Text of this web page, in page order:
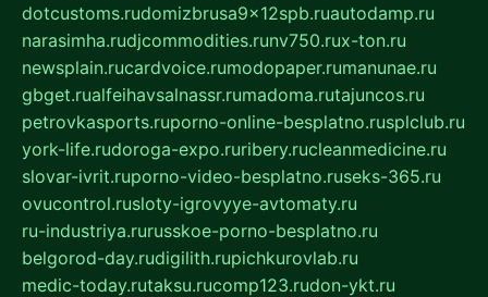
dotcustoms.rudomizbrusa9x12spb.ruautodamp.ru
narasimha.rudjcommodities.runv750.rux-ton.ru
newsplain.rucardvoice.rumodopaper.rumanunae.ru
gbget.rualfeihavsalnassr.rumadoma.rutajuncos.ru
petrovkasports.ruporno-online-besplatno.rusplclub.ru
york-life.rudoroga-expo.ruribery.rucleanmedicine.ru
slovar-ivrit.ruporno-video-besplatno.ruseks-365.ru
ovucontrol.rusloty-igrovyye-avtomaty.ru
ru-industriya.rurusskoe-porno-besplatno.ru
belgorod-day.rudigilith.rupichkurovlab.ru
medic-today.rutaksu.rucomp123.rudon-ykt.ru